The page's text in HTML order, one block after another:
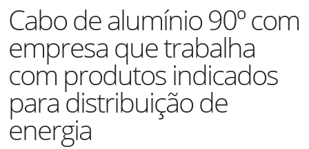
Cabo de alumínio 90º com
empresa que trabalha
com produtos indicados
para distribuição de
energia